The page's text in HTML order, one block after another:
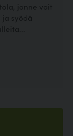
jonne voit
ja syödä